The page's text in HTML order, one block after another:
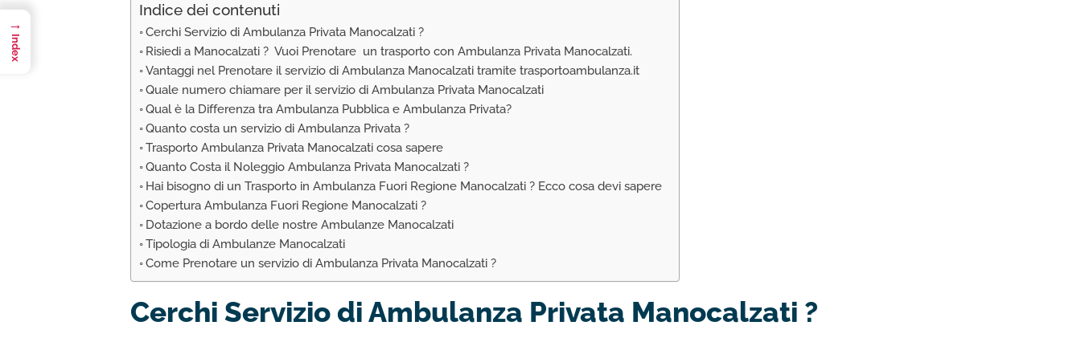
Indice dei contenuti
Cerchi Servizio di Ambulanza Privata Manocalzati ?
Risiedi a Manocalzati ? Vuoi Prenotare un trasporto con Ambulanza Privata Manocalzati.
Vantaggi nel Prenotare il servizio di Ambulanza Manocalzati tramite trasportoambulanza.it
Quale numero chiamare per il servizio di Ambulanza Privata Manocalzati
Qual è la Differenza tra Ambulanza Pubblica e Ambulanza Privata?
Quanto costa un servizio di Ambulanza Privata ?
Trasporto Ambulanza Privata Manocalzati cosa sapere
Quanto Costa il Noleggio Ambulanza Privata Manocalzati ?
Hai bisogno di un Trasporto in Ambulanza Fuori Regione Manocalzati ? Ecco cosa devi sapere
Copertura Ambulanza Fuori Regione Manocalzati ?
Dotazione a bordo delle nostre Ambulanze Manocalzati
Tipologia di Ambulanze Manocalzati
Come Prenotare un servizio di Ambulanza Privata Manocalzati ?
Cerchi Servizio di Ambulanza Privata Manocalzati ?
→
Index